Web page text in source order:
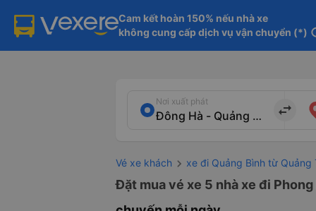
Cam kết hoàn 150% nếu nhà xe
không cung cấp dịch vụ vận chuyển (*)
Nơi xuất phát
import_export
Vé xe khách xe đi Quảng Bình từ Quảng
Đặt mua vé xe 5 nhà xe đi